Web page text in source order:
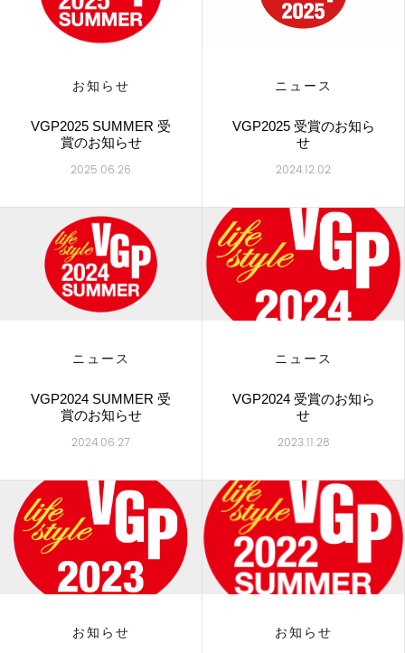
お知らせ
VGP2025 SUMMER 受
賞のお知らせ
2025.06.26
ニュース
VGP2025 受賞のお知ら
せ
2024.12.02
ニュース
VGP2024 SUMMER 受
賞のお知らせ
2024.06.27
ニュース
VGP2024 受賞のお知ら
せ
2023.11.28
お知らせ お知らせ